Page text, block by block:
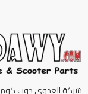
شركة العدوي دوت كوم